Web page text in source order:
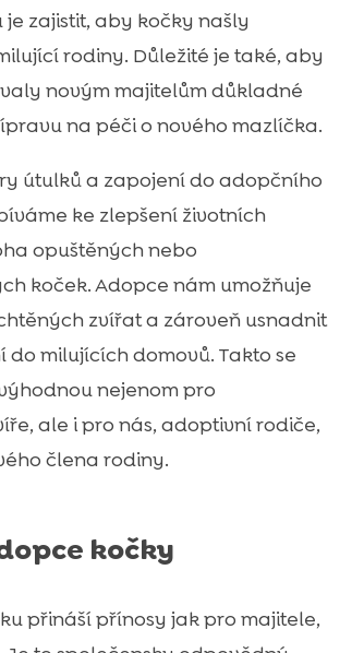
zajistit, aby kočky našly
rodiny. Důležité je také, aby
novým majitelům důkladné
na péči o nového mazlíčka.
útulků a zapojení do adopčního
ke zlepšení životních
opuštěných nebo
koček. Adopce nám umožňuje
zvířat a zároveň usnadnit
do milujících domovů. Takto se
nejenom pro
ale i pro nás, adoptivní rodiče,
člena rodiny.
kočky
přináší přínosy jak pro majitele,